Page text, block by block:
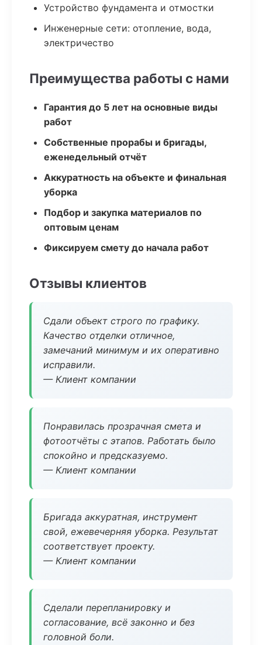
Устройство фундамента и отмостки
Инженерные сети: отопление, вода,
электричество
Преимущества работы с нами
Гарантия до 5 лет на основные виды
работ
Собственные прорабы и бригады,
еженедельный отчёт
Аккуратность на объекте и финальная
уборка
Подбор и закупка материалов по
оптовым ценам
Фиксируем смету до начала работ
Отзывы клиентов
Сдали объект строго по графику.
Качество отделки отличное,
замечаний минимум и их оперативно
исправили.
— Клиент компании
Понравилась прозрачная смета и
фотоотчёты с этапов. Работать было
спокойно и предсказуемо.
— Клиент компании
Бригада аккуратная, инструмент
свой, ежевечерняя уборка. Результат
соответствует проекту.
— Клиент компании
Сделали перепланировку и
согласование, всё законно и без
головной боли.